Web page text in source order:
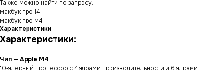
Также можно найти по запросу:
макбук про 14
макбук про м4
Характеристики
Характеристики:
Чип — Apple M4
10‑ядерный процессор с 4 ядрами производи­тельности и 6 ядрами